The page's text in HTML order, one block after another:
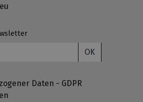
OK
Daten - GDPR